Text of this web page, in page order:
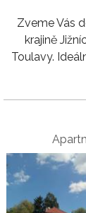
Zveme Vás
krajině
Toulavy.